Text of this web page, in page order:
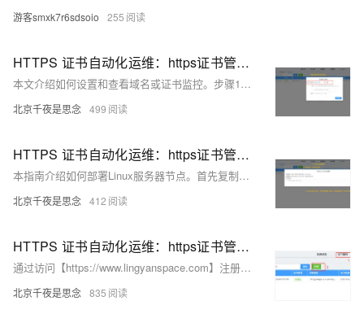
游客smxk7r6sdsoio 255
HTTPS 证书自动化运维：https证书管理系统- 自动化监控
本文介绍如何设置和查看域名或证书监控。步骤1：根据证书状态选择新增域名或证书监控，线上部署推荐域名监控，未部署选择证书监控。步骤2：查询监控记录详情。步骤3：在详情页查看每日定时检测结果或手动测试。
北京千夜是思念 499
HTTPS 证书自动化运维：https证书管理系统-自动化部署
本指南介绍如何部署Linux服务器节点。首先复制生成的Linux脚本命令，然后将其粘贴到目标服务器上运行。接着刷新页面查看节点记录，并点击“配置证书”选择证书以自动部署。最后，节点部署完成，后续将自动调度，无需人工干预。
北京千夜是思念 412
HTTPS 证书自动化运维：https证书管理系统之自动化签发
通过访问【https://www.lingyanspace.com】注册账户，进入证书服务菜单并新增证书。填写域名（单域名、多域名或泛域名），创建订单后添加云解析DNS记录进行质检。确认完成后可下载证书，并支持后续查看、更新和定时更新功能。证书过期前15天自动更新，需配置邮箱接收通知。
北京千夜是思念 835